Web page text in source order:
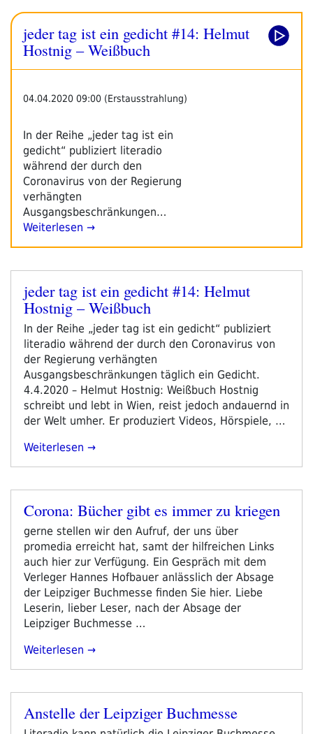
Ein
Gedicht
#24:
Andreas
–
Kabul“
jeder tag ist ein gedicht #14: Helmut
Hostnig – Weißbuch
04.04.2020 09:00 (Erstausstrahlung)
In der Reihe „jeder tag ist ein
gedicht“ publiziert literadio
während der durch den
Coronavirus von der Regierung
verhängten
Ausgangsbeschränkungen…
Weiterlesen →
Veröffentlicht
am
jeder tag ist ein gedicht #14: Helmut
Hostnig – Weißbuch
In der Reihe „jeder tag ist ein gedicht“ publiziert
literadio während der durch den Coronavirus von
der Regierung verhängten
Ausgangsbeschränkungen täglich ein Gedicht.
4.4.2020 – Helmut Hostnig: Weißbuch Hostnig
schreibt und lebt in Wien, reist jedoch andauernd in
der Welt umher. Er produziert Videos, Hörspiele, …
„jeder
Ein
Gedicht
Helmut
Hostnig
–
Weißbuch“
Weiterlesen
Veröffentlicht
Corona: Bücher gibt es immer zu kriegen
gerne stellen wir den Aufruf, der uns über
promedia erreicht hat, samt der hilfreichen Links
auch hier zur Verfügung. Ein Gespräch mit dem
Verleger Hannes Hofbauer anlässlich der Absage
der Leipziger Buchmesse finden Sie hier. Liebe
Leserin, lieber Leser, nach der Absage der
Leipziger Buchmesse …
„Corona:
Es
Immer
Weiterlesen
Veröffentlicht
Anstelle der Leipziger Buchmesse